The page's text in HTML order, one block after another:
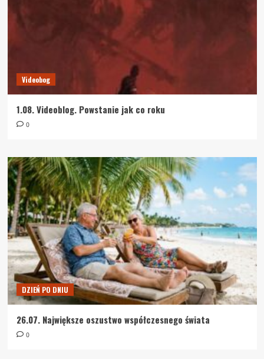
Videobog
1.08. Videoblog. Powstanie jak co roku
0
DZIEŃ PO DNIU
26.07. Największe oszustwo współczesnego świata
0